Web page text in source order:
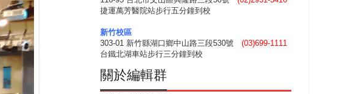
捷運萬芳醫院站步行五分鐘到校
新竹校區
303-01 新竹縣湖口鄉中山路三段530號 (03)699-1111
台鐵北湖車站步行三分鐘到校
關於編輯群